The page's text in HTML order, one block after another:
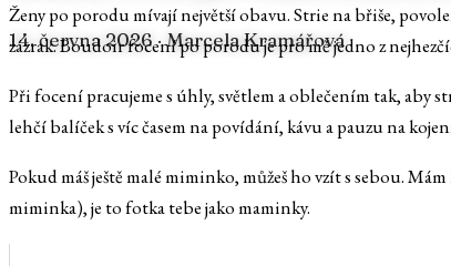
14. června 2026· Marcela Kramářová
Ženy po porodu mívají největší obavu. Strie na břiše,
zázrak. Boudoir focení po porodu je pro mě jedno z
Při focení pracujeme s úhly, světlem a oblečením tak, aby
lehčí balíček s víc časem na povídání, kávu a pauzu na
Pokud máš ještě malé miminko, můžeš ho vzít s sebou.
miminka), je to fotka tebe jako maminky.